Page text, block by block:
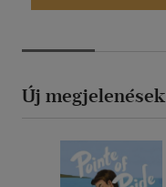
Új megjelenések